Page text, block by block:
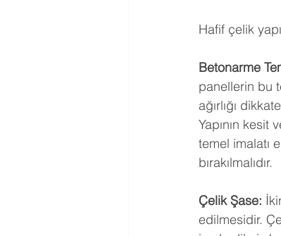
Hafif çelik
Betonarme
panellerin bu
ağırlığı
Yapının kesit
temel imalatı
bırakılmalıdır.
Çelik Şase:
edilmesidir.